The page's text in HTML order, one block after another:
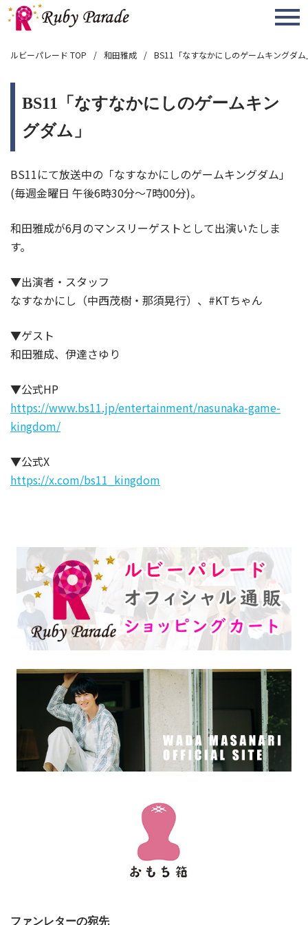
MENU
ルビーパレード TOP 和田雅成 BS11「なすなかにしのゲームキングダム
BS11「なすなかにしのゲームキン
グダム」
BS11にて放送中の「なすなかにしのゲームキングダム」
(毎週金曜日 午後6時30分～7時00分)。
和田雅成が6月のマンスリーゲストとして出演いたしま
す。
▼出演者・スタッフ
なすなかにし（中西茂樹・那須晃行）、#KTちゃん
▼ゲスト
和田雅成、伊達さゆり
▼公式HP
https://www.bs11.jp/entertainment/nasunaka-game-
kingdom/
▼公式X
https://x.com/bs11_kingdom
ファンレターの宛先